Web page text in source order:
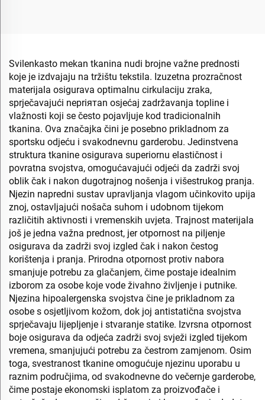
Svilenkasto mekan tkanina nudi brojne važne prednosti
koje je izdvajaju na tržištu tekstila. Izuzetna prozračnost
materijala osigurava optimalnu cirkulaciju zraka,
sprječavajući nepriятan osjećaj zadržavanja topline i
vlažnosti koji se često pojavljuje kod tradicionalnih
tkanina. Ova značajka čini je posebno prikladnom za
sportsku odjeću i svakodnevnu garderobu. Jedinstvena
struktura tkanine osigurava superiornu elastičnost i
povratna svojstva, omogućavajući odjeći da zadrži svoj
oblik čak i nakon dugotrajnog nošenja i višestrukog pranja.
Njezin napredni sustav upravljanja vlagom učinkovito upija
znoj, ostavljajući nošača suhom i udobnom tijekom
različitih aktivnosti i vremenskih uvjeta. Trajnost materijala
još je jedna važna prednost, jer otpornost na piljenje
osigurava da zadrži svoj izgled čak i nakon čestog
korištenja i pranja. Prirodna otpornost protiv nabora
smanjuje potrebu za glačanjem, čime postaje idealnim
izborom za osobe koje vode živahno življenje i putnike.
Njezina hipoalergenska svojstva čine je prikladnom za
osobe s osjetljivom kožom, dok joj antistatična svojstva
sprječavaju lijepljenje i stvaranje statike. Izvrsna otpornost
boje osigurava da odjeća zadrži svoj svježi izgled tijekom
vremena, smanjujući potrebu za čestrom zamjenom. Osim
toga, svestranost tkanine omogućuje njezinu uporabu u
raznim područjima, od svakodnevne do večernje garderobe,
čime postaje ekonomski isplatom za proizvođače i